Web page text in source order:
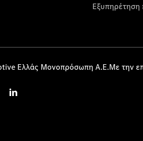
Ελλάς Μονοπρόσωπη Α.Ε.Με την